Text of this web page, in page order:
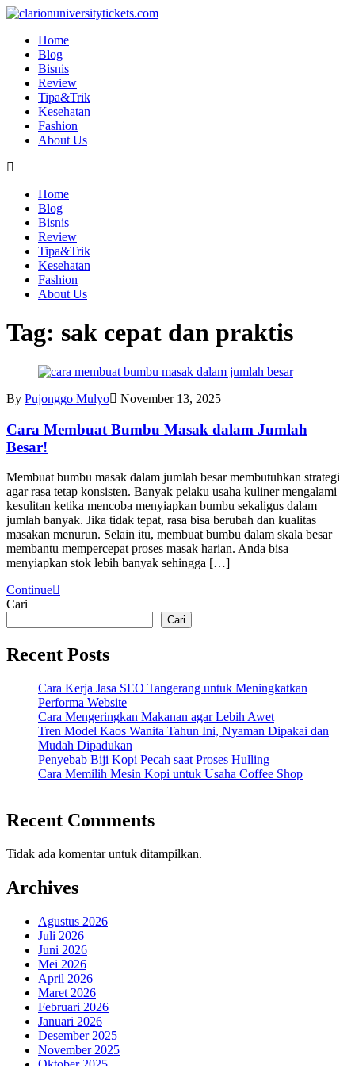
Skip
contentHome
Blog
Bisnis
Review
Tipa&Trik
Kesehatan
Fashion
About Us
Home
Blog
Bisnis
Review
Tipa&Trik
Kesehatan
Fashion
About Us
Tag: sak cepat dan praktis
By Pujonggo Mulyo November 13, 2025
Cara Membuat Bumbu Masak dalam Jumlah
Besar!
Membuat bumbu masak dalam jumlah besar membutuhkan strategi
agar rasa tetap konsisten. Banyak pelaku usaha kuliner mengalami
kesulitan ketika mencoba menyiapkan bumbu sekaligus dalam
jumlah banyak. Jika tidak tepat, rasa bisa berubah dan kualitas
masakan menurun. Selain itu, membuat bumbu dalam skala besar
membantu mempercepat proses masak harian. Anda bisa
menyiapkan stok lebih banyak sehingga […]
Continue
Cari
Cari
Recent Posts
Cara Kerja Jasa SEO Tangerang untuk Meningkatkan
Performa Website
Cara Mengeringkan Makanan agar Lebih Awet
Tren Model Kaos Wanita Tahun Ini, Nyaman Dipakai dan
Mudah Dipadukan
Penyebab Biji Kopi Pecah saat Proses Hulling
Cara Memilih Mesin Kopi untuk Usaha Coffee Shop
Recent Comments
Tidak ada komentar untuk ditampilkan.
Archives
Agustus 2026
Juli 2026
Juni 2026
Mei 2026
April 2026
Maret 2026
Februari 2026
Januari 2026
Desember 2025
November 2025